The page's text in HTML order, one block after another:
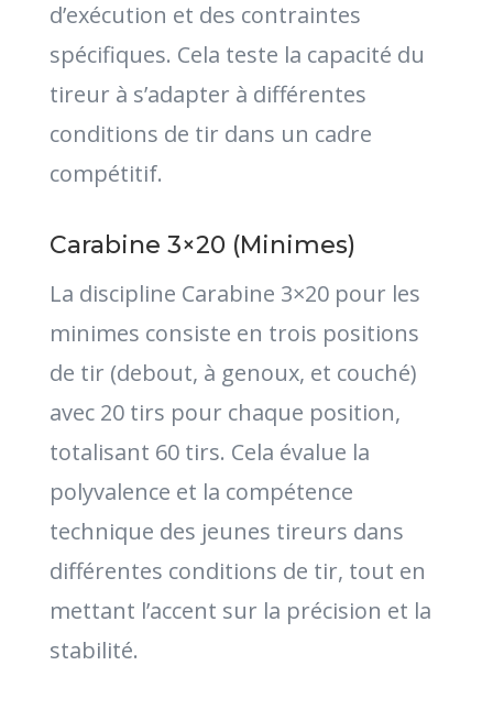
d’exécution et des contraintes
spécifiques. Cela teste la capacité du
tireur à s’adapter à différentes
conditions de tir dans un cadre
compétitif.
Carabine 3×20 (Minimes)
La discipline Carabine 3×20 pour les
minimes consiste en trois positions
de tir (debout, à genoux, et couché)
avec 20 tirs pour chaque position,
totalisant 60 tirs. Cela évalue la
polyvalence et la compétence
technique des jeunes tireurs dans
différentes conditions de tir, tout en
mettant l’accent sur la précision et la
stabilité.